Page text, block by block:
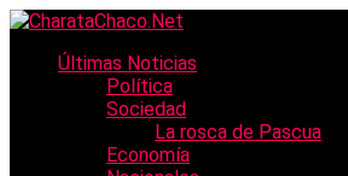
Últimas Noticias
Política
Sociedad
La rosca de Pascua
Economía